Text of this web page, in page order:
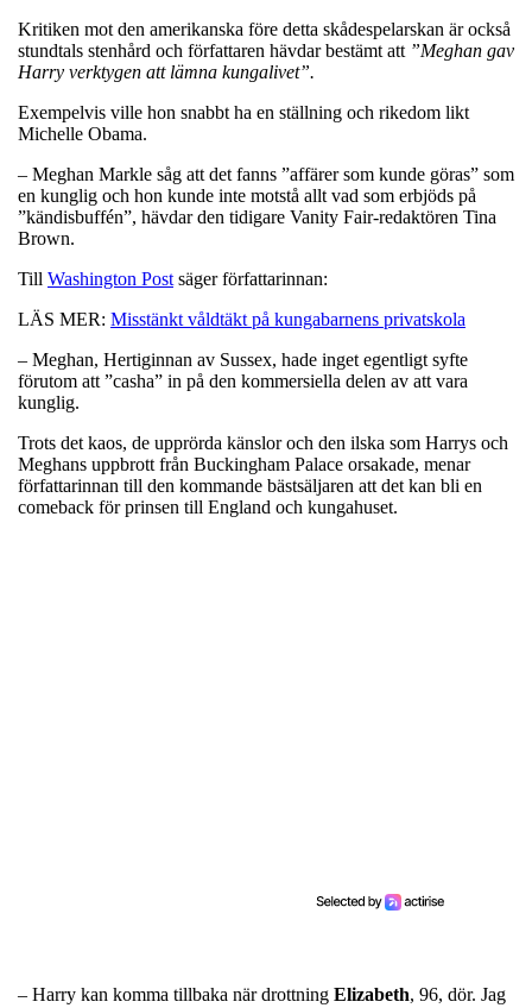
Kritiken mot den amerikanska före detta skådespelarskan är också
stundtals stenhård och författaren hävdar bestämt att ”Meghan gav
Harry verktygen att lämna kungalivet”.
Exempelvis ville hon snabbt ha en ställning och rikedom likt
Michelle Obama.
– Meghan Markle såg att det fanns ”affärer som kunde göras” som
en kunglig och hon kunde inte motstå allt vad som erbjöds på
”kändisbuffén”, hävdar den tidigare Vanity Fair-redaktören Tina
Brown.
Till Washington Post säger författarinnan:
LÄS MER: Misstänkt våldtäkt på kungabarnens privatskola
– Meghan, Hertiginnan av Sussex, hade inget egentligt syfte
förutom att ”casha” in på den kommersiella delen av att vara
kunglig.
Trots det kaos, de upprörda känslor och den ilska som Harrys och
Meghans uppbrott från Buckingham Palace orsakade, menar
författarinnan till den kommande bästsäljaren att det kan bli en
comeback för prinsen till England och kungahuset.
– Harry kan komma tillbaka när drottning Elizabeth, 96, dör. Jag